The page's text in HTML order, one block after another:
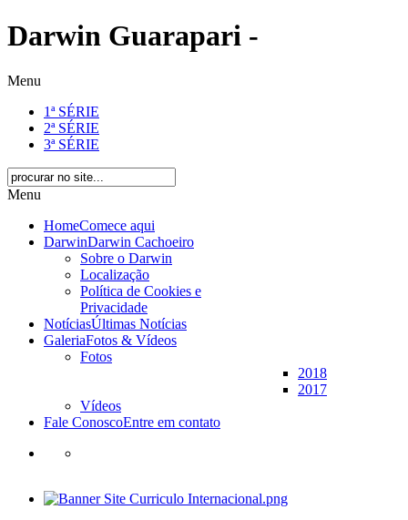
Darwin Guarapari -
Menu
1ª SÉRIE
2ª SÉRIE
3ª SÉRIE
Menu
HomeComece aqui
DarwinDarwin Cachoeiro
Sobre o Darwin
Localização
Política de Cookies e
Privacidade
NotíciasÚltimas Notícias
GaleriaFotos & Vídeos
Fotos
2018
2017
Vídeos
Fale ConoscoEntre em contato